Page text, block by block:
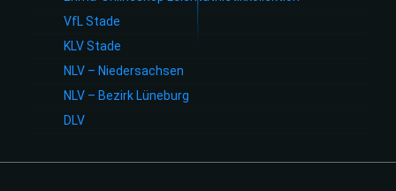
VfL Stade
KLV Stade
NLV – Niedersachsen
NLV – Bezirk Lüneburg
DLV